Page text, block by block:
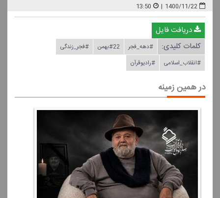
1400/11/22
|
13:50
دریافت فایل
کلمات کلیدی:
#دهه_فجر #22بهمن
#فجر_زندگی
#انقلاب_اسلامی
#رادیوقرآن
در همین زمینه